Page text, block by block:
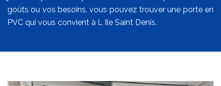
goûts ou vos besoins, vous pouvez trouver une porte en
PVC qui vous convient à L Ile Saint Denis.